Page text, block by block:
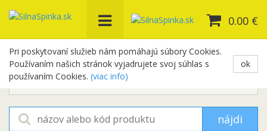
Pri poskytovaní služieb nám pomáhajú súbory Cookies.
Používaním našich stránok vyjadrujete svoj súhlas s
používaním Cookies. (viac info)
ok
0.00 €
+421 948 654 329
objednavky@silnaspinka.sk
nájdi